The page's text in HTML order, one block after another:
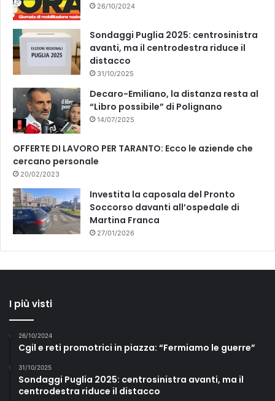
26/10/2024
Sondaggi Puglia 2025: centrosinistra
avanti, ma il centrodestra riduce il
distacco
31/10/2025
Decaro-Emiliano, la distanza resta al
“Libro possibile” di Polignano
14/07/2025
OFFERTE DI LAVORO PER TARANTO: Ecco le aziende che
cercano personale
20/02/2023
Investita la caposala del Pronto
Soccorso davanti all’ospedale di
Martina Franca
27/01/2026
I più visti
26/10/2024
Cgil e reti promotrici in piazza: “Fermiamo le guerre”
31/10/2025
Sondaggi Puglia 2025: centrosinistra avanti, ma il
centrodestra riduce il distacco